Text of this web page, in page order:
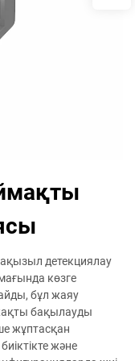
детекциялау
көзге
бұл жаяу
бақылауды
жұптасқан
және